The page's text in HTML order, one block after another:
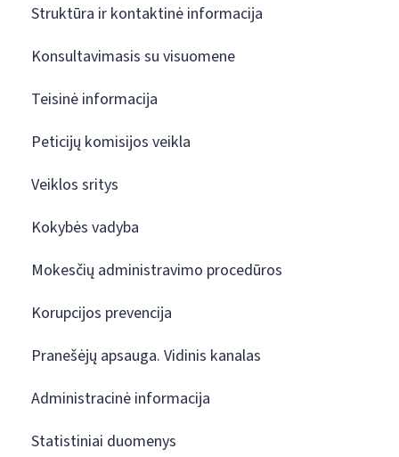
Struktūra ir kontaktinė informacija
Konsultavimasis su visuomene
Teisinė informacija
Peticijų komisijos veikla
Veiklos sritys
Kokybės vadyba
Mokesčių administravimo procedūros
Korupcijos prevencija
Pranešėjų apsauga. Vidinis kanalas
Administracinė informacija
Statistiniai duomenys